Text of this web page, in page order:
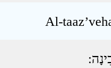
Al-
׃